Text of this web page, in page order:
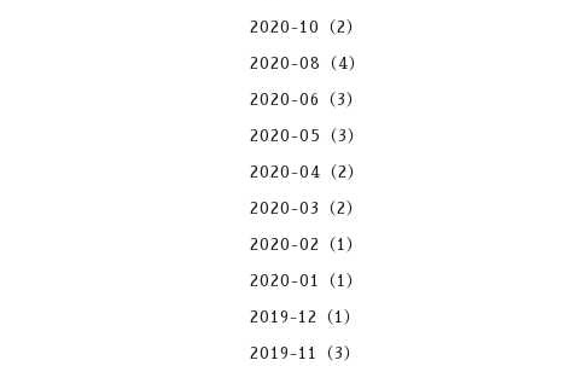
2020-10（2）
2020-08（4）
2020-06（3）
2020-05（3）
2020-04（2）
2020-03（2）
2020-02（1）
2020-01（1）
2019-12（1）
2019-11（3）